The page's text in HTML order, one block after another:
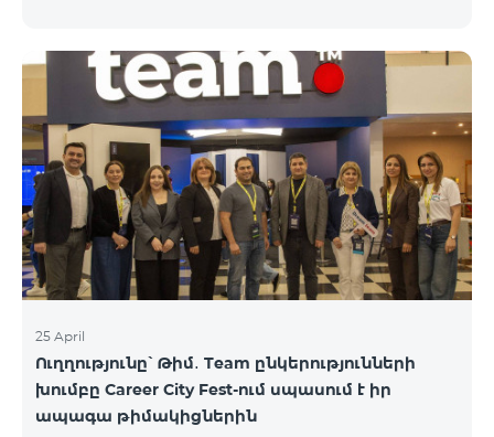
25 April
Ուղղությունը՝ Թիմ․ Team ընկերությունների
խումբը Career City Fest-ում սպասում է իր
ապագա թիմակիցներին